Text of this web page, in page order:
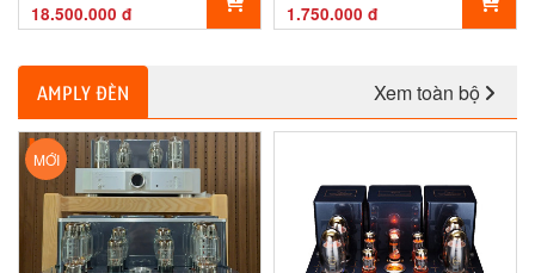
AMPLIFIER
18.500.000 đ 1.750.000 đ
AMPLY ĐÈN Xem toàn bộ
MỚI